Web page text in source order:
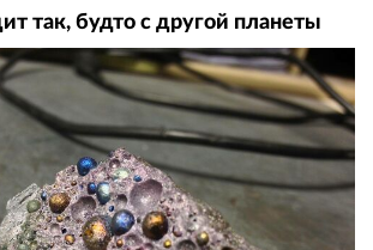
так, будто с другой планеты